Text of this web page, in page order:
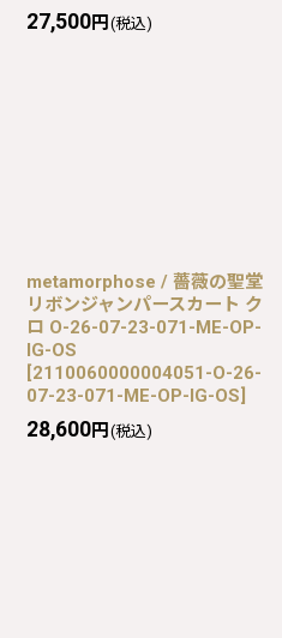
27,500円 (税込)
metamorphose / 薔薇の聖堂
リボンジャンパースカート ク
ロ O-26-07-23-071-ME-OP-
IG-OS
[2110060000004051-O-26-
07-23-071-ME-OP-IG-OS]
28,600円 (税込)